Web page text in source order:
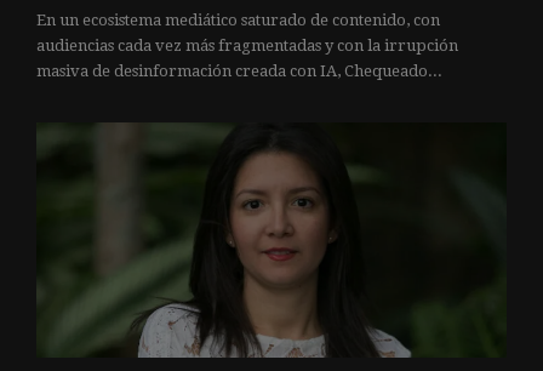
En un ecosistema mediático saturado de contenido, con
audiencias cada vez más fragmentadas y con la irrupción
masiva de desinformación creada con IA, Chequeado...